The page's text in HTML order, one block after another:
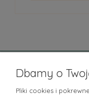
Dbamy o
Pliki cookies i